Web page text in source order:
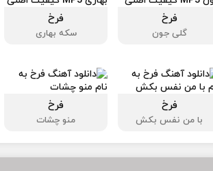
فرخ
گلی جون
فرخ
سکه بهاری
فرخ
با من نفس بکش
فرخ
منو چشات